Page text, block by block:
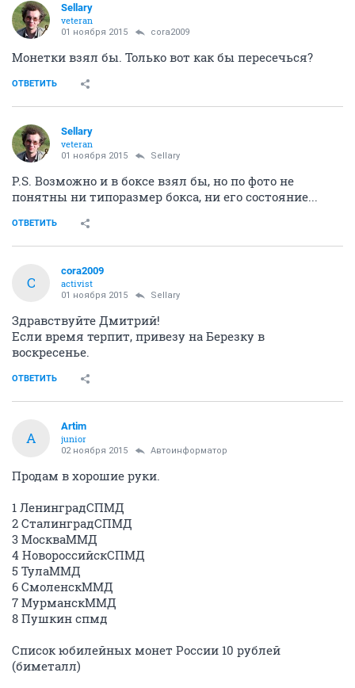
Sellary
veteran
01 ноября 2015 cora2009
Монетки взял бы. Только вот как бы пересечься?
ОТВЕТИТЬ
Sellary
veteran
01 ноября 2015 Sellary
P.S. Возможно и в боксе взял бы, но по фото не
понятны ни типоразмер бокса, ни его состояние...
ОТВЕТИТЬ
C
cora2009
activist
01 ноября 2015 Sellary
Здравствуйте Дмитрий!
Если время терпит, привезу на Березку в
воскресенье.
ОТВЕТИТЬ
A
Artim
junior
02 ноября 2015 Автоинформатор
Продам в хорошие руки.
1 ЛенинградСПМД
2 СталинградСПМД
3 МоскваММД
4 НовороссийскСПМД
5 ТулаММД
6 СмоленскММД
7 МурманскММД
8 Пушкин спмд
Список юбилейных монет России 10 рублей
(биметалл)